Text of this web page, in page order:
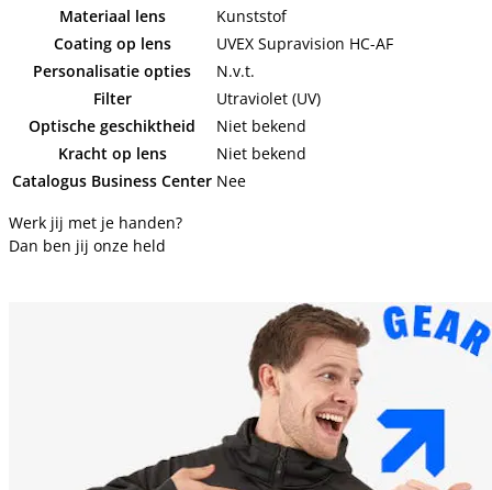
Materiaal lens
Kunststof
Coating op lens
UVEX Supravision HC-AF
Personalisatie opties
N.v.t.
Filter
Utraviolet (UV)
Optische geschiktheid
Niet bekend
Kracht op lens
Niet bekend
Catalogus Business Center Nee
Werk jij met je handen?
Dan ben jij onze held